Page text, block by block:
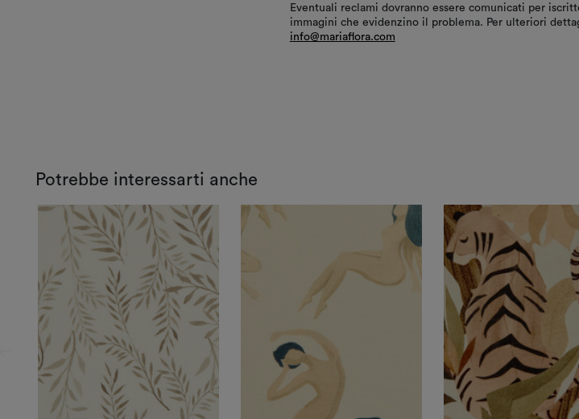
Eventuali reclami dovranno essere comunicati per
immagini che evidenzino il problema. Per ulteriori
info@mariaflora.com
Potrebbe interessarti anche